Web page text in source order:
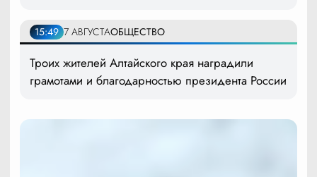
15:49 7 АВГУСТАОБЩЕСТВО
Троих жителей Алтайского края наградили
грамотами и благодарностью президента России